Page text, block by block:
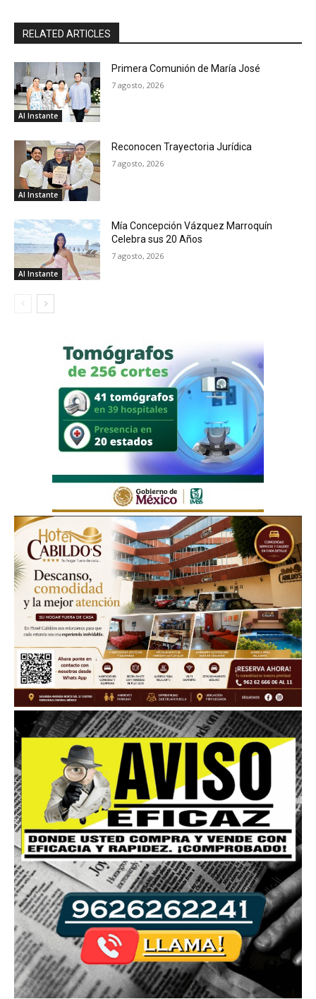
RELATED ARTICLES
Al Instante
Primera Comunión de María José
7 agosto, 2026
Al Instante
Reconocen Trayectoria Jurídica
7 agosto, 2026
Al Instante
Mía Concepción Vázquez Marroquín
Celebra sus 20 Años
7 agosto, 2026